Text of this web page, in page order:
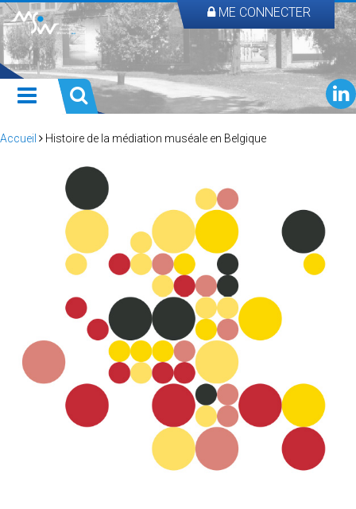
ME CONNECTER
Accueil Histoire de la médiation muséale en Belgique